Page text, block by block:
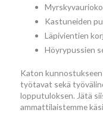
Kastuneiden
Läpivientien
Höyrypussien
Katon
työtavat sekä
lopputuloksen. Jätä
ammattilaistemme